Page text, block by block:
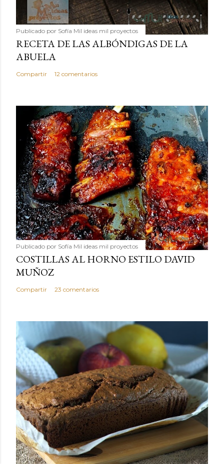
Publicado por Sofía Mil ideas mil proyectos
RECETA DE LAS ALBÓNDIGAS DE LA
ABUELA
Compartir 12 comentarios
Publicado por Sofía Mil ideas mil proyectos
COSTILLAS AL HORNO ESTILO DAVID
MUÑOZ
Compartir 23 comentarios